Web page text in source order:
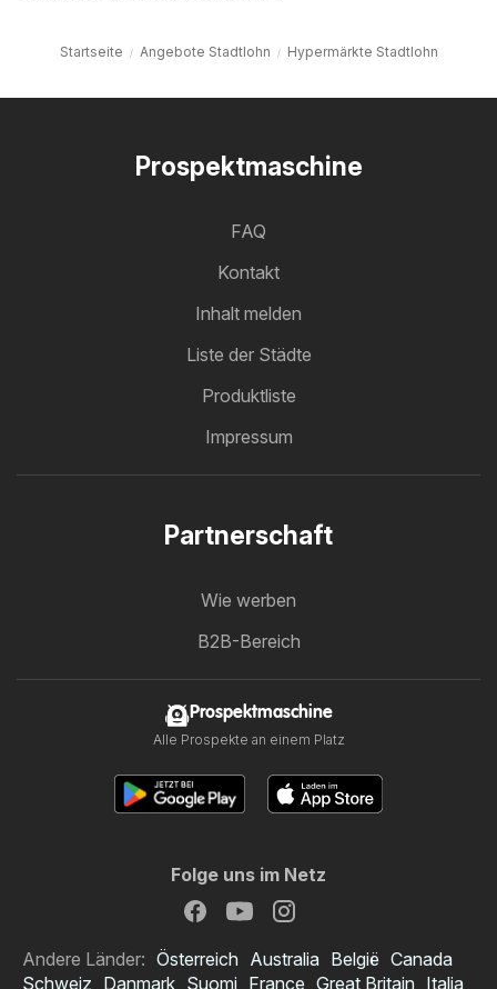
Startseite Angebote Stadtlohn Hypermärkte Stadtlohn
Prospektmaschine
FAQ
Kontakt
Inhalt melden
Liste der Städte
Produktliste
Impressum
Partnerschaft
Wie werben
B2B-Bereich
Prospektmaschine
Alle Prospekte an einem Platz
Folge uns im Netz
Andere Länder: Österreich Australia België Canada
Schweiz Danmark Suomi France Great Britain Italia